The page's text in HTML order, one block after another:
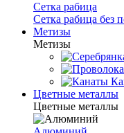
Сетка рабица
Сетка рабица без
Метизы
Метизы
Цветные металлы
Цветные металлы